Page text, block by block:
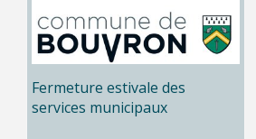
Fermeture estivale des
services municipaux